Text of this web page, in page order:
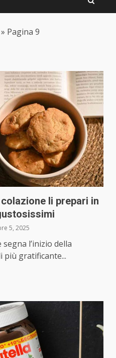
» Pagina 9
li prepari in
5, 2025
l’inizio della
più gratificante...